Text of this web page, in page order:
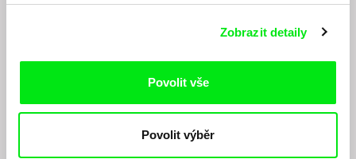
Zobrazit detaily
Povolit vše
Povolit výběr